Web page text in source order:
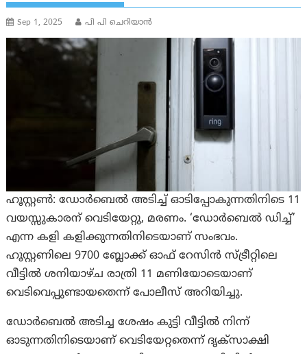
Sep 1, 2025 പി പി ചെറിയാൻ
ഹൂസ്റ്റൺ: ഡോർബെൽ അടിച്ച് ഓടിപ്പോകുന്നതിനിടെ 11
വയസ്സുകാരന് വെടിയേറ്റു, മരണം. ‘ഡോർബെൽ ഡിച്ച്’
എന്ന കളി കളിക്കുന്നതിനിടെയാണ് സംഭവം.
ഹൂസ്റ്റണിലെ 9700 ബ്ലോക്ക് ഓഫ് റേസിൻ സ്ട്രീറ്റിലെ
വീട്ടിൽ ശനിയാഴ്ച രാത്രി 11 മണിയോടെയാണ്
വെടിവെപ്പുണ്ടായതെന്ന് പോലീസ് അറിയിച്ചു.
ഡോർബെൽ അടിച്ച ശേഷം കുട്ടി വീട്ടിൽ നിന്ന്
ഓടുന്നതിനിടെയാണ് വെടിയേറ്റതെന്ന് ദൃക്സാക്ഷി